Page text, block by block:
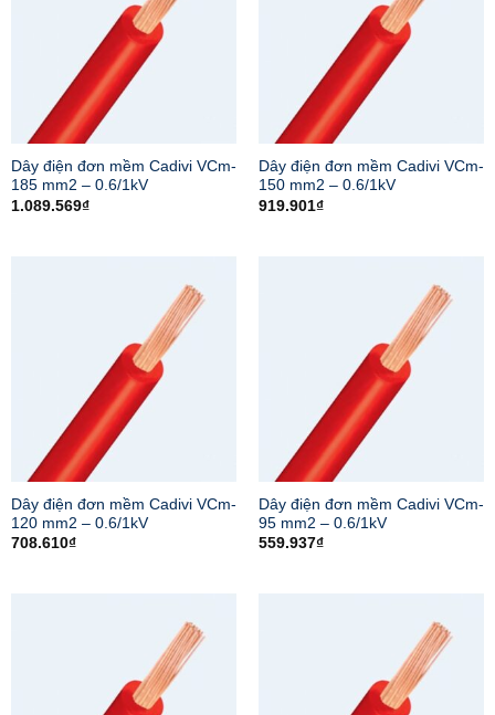
Dây điện đơn mềm Cadivi VCm-
185 mm2 – 0.6/1kV
1.089.569₫
Dây điện đơn mềm Cadivi VCm-
150 mm2 – 0.6/1kV
919.901₫
Dây điện đơn mềm Cadivi VCm-
120 mm2 – 0.6/1kV
708.610₫
Dây điện đơn mềm Cadivi VCm-
95 mm2 – 0.6/1kV
559.937₫